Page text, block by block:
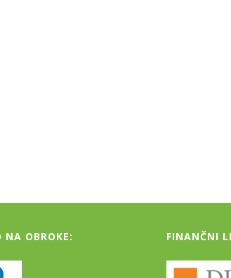
NA OBROKE: FINANČNI